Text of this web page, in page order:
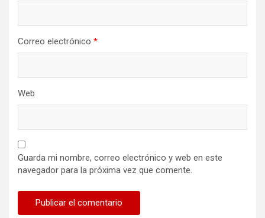
Correo electrónico *
Web
Guarda mi nombre, correo electrónico y web en este
navegador para la próxima vez que comente.